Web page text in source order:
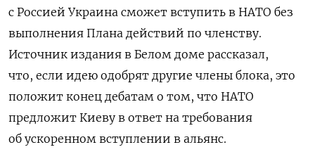
с Россией Украина сможет вступить в НАТО без
выполнения Плана действий по членству.
Источник издания в Белом доме рассказал,
что, если идею одобрят другие члены блока, это
положит конец дебатам о том, что НАТО
предложит Киеву в ответ на требования
об ускоренном вступлении в альянс.